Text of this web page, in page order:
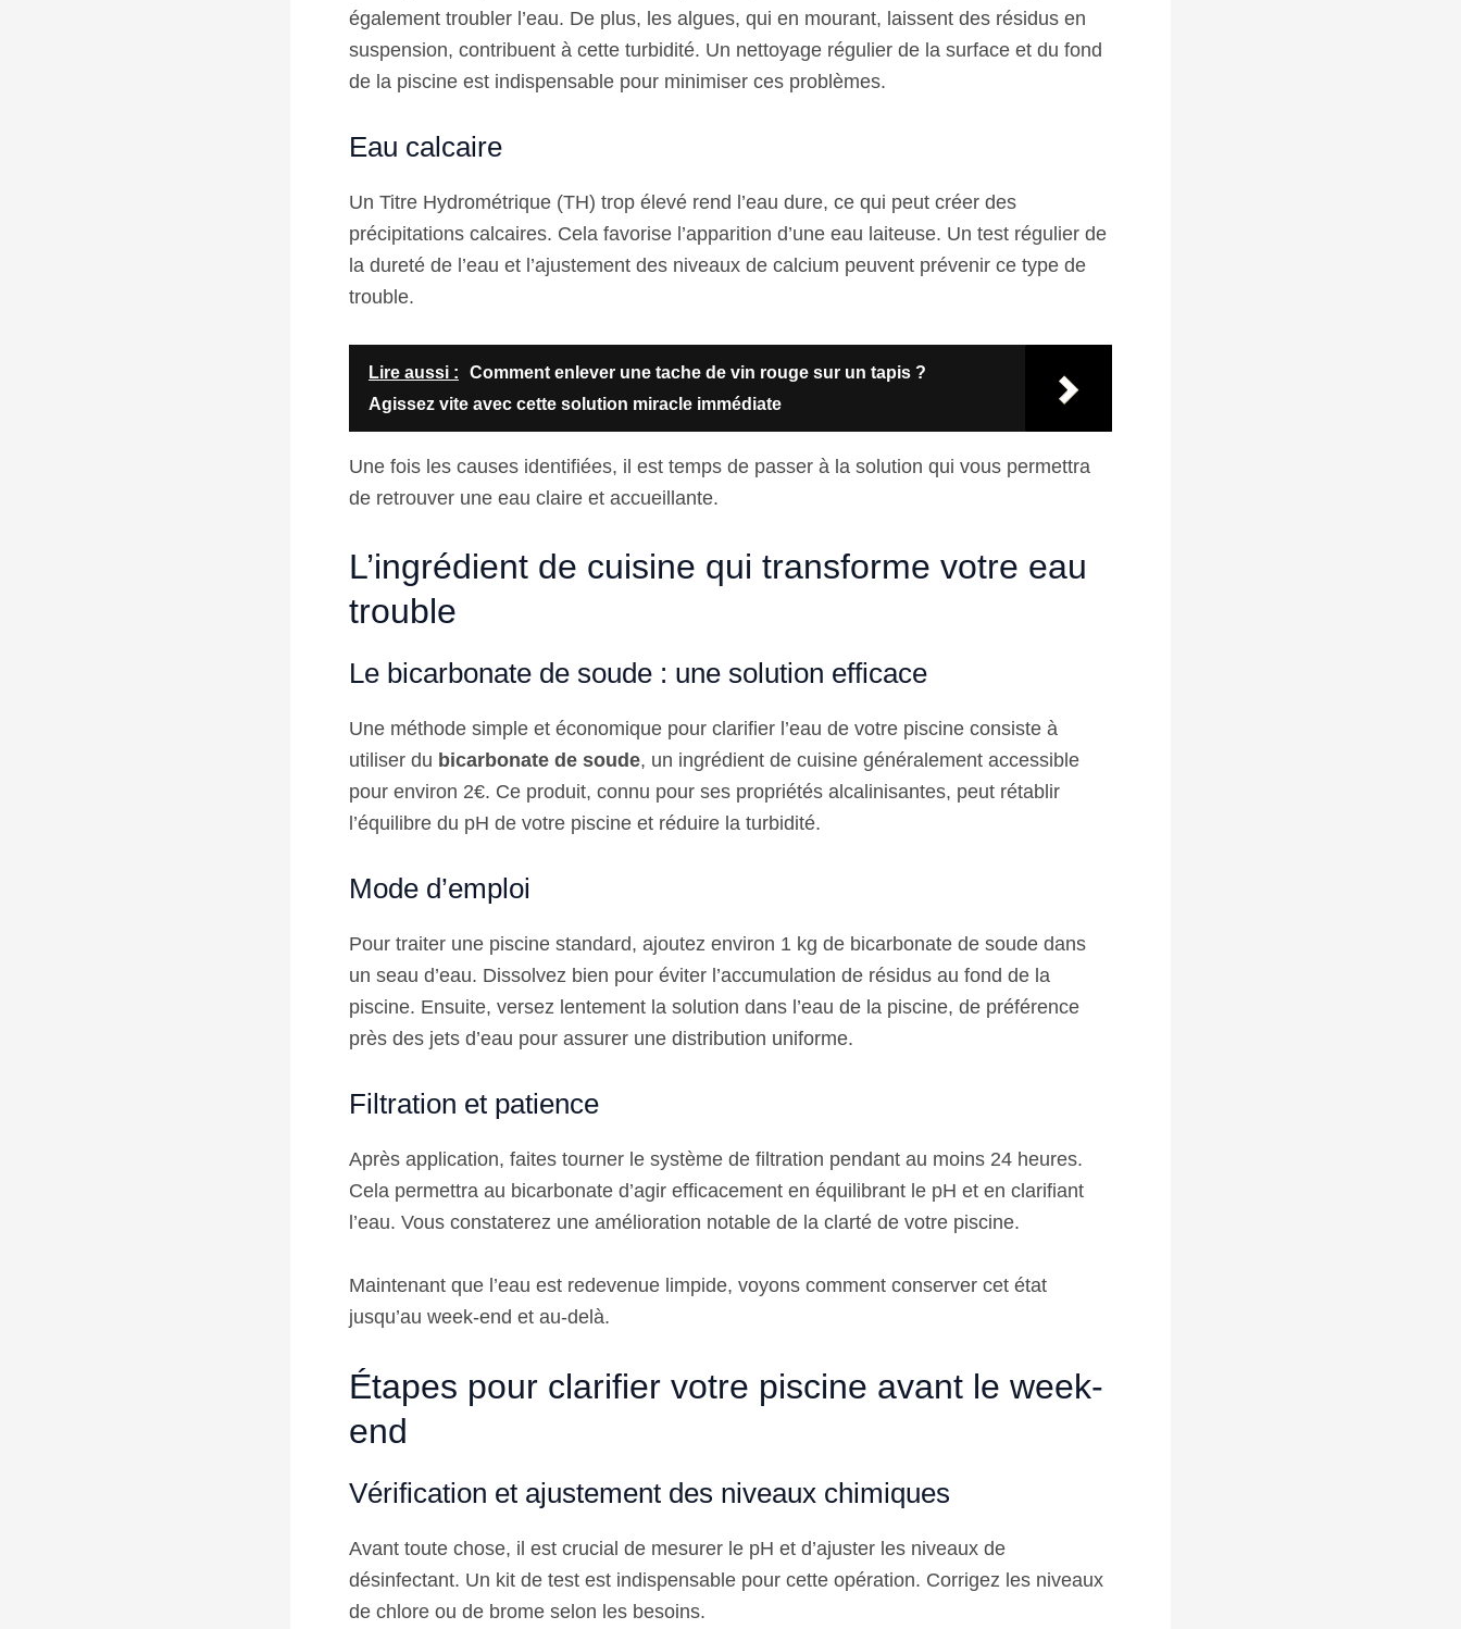
également troubler l’eau. De plus, les algues, qui en mourant, laissent des résidus en
suspension, contribuent à cette turbidité. Un nettoyage régulier de la surface et du fond
de la piscine est indispensable pour minimiser ces problèmes.
Eau calcaire
Un Titre Hydrométrique (TH) trop élevé rend l’eau dure, ce qui peut créer des
précipitations calcaires. Cela favorise l’apparition d’une eau laiteuse. Un test régulier de
la dureté de l’eau et l’ajustement des niveaux de calcium peuvent prévenir ce type de
trouble.
Lire aussi :
Comment enlever une tache de vin rouge sur un tapis ?
Agissez vite avec cette solution miracle immédiate
Une fois les causes identifiées, il est temps de passer à la solution qui vous permettra
de retrouver une eau claire et accueillante.
L’ingrédient de cuisine qui transforme votre eau
trouble
Le bicarbonate de soude : une solution efficace
Une méthode simple et économique pour clarifier l’eau de votre piscine consiste à
utiliser du bicarbonate de soude, un ingrédient de cuisine généralement accessible
pour environ 2€. Ce produit, connu pour ses propriétés alcalinisantes, peut rétablir
l’équilibre du pH de votre piscine et réduire la turbidité.
Mode d’emploi
Pour traiter une piscine standard, ajoutez environ 1 kg de bicarbonate de soude dans
un seau d’eau. Dissolvez bien pour éviter l’accumulation de résidus au fond de la
piscine. Ensuite, versez lentement la solution dans l’eau de la piscine, de préférence
près des jets d’eau pour assurer une distribution uniforme.
Filtration et patience
Après application, faites tourner le système de filtration pendant au moins 24 heures.
Cela permettra au bicarbonate d’agir efficacement en équilibrant le pH et en clarifiant
l’eau. Vous constaterez une amélioration notable de la clarté de votre piscine.
Maintenant que l’eau est redevenue limpide, voyons comment conserver cet état
jusqu’au week-end et au-delà.
Étapes pour clarifier votre piscine avant le week-
end
Vérification et ajustement des niveaux chimiques
Avant toute chose, il est crucial de mesurer le pH et d’ajuster les niveaux de
désinfectant. Un kit de test est indispensable pour cette opération. Corrigez les niveaux
de chlore ou de brome selon les besoins.